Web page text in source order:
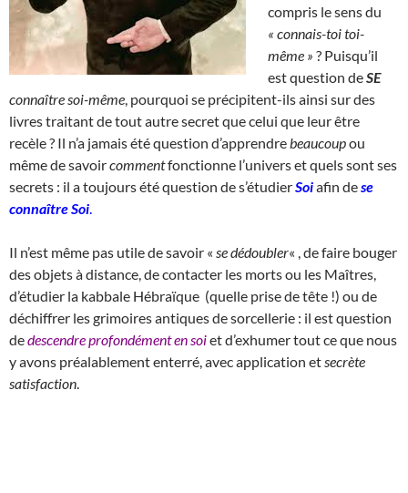
compris le sens du
« connais-toi toi-
même » ? Puisqu’il
est question deSE
connaître soi-même , pourquoi se précipitent-ils ainsi sur des
livres traitant de tout autre secret que celui que leur être
recèle ? Il n’a jamais été question d’apprendre beaucoupou
même de savoircommentfonctionne l’univers et quels sont ses
secrets : il a toujours été question de s’étudierSoiafin dese
connaître Soi
Il n’est même pas utile de savoir « se dédoubler« , de faire bouger
des objets à distance, de contacter les morts ou les Maîtres,
d’étudier la kabbale Hébraïque (quelle prise de tête !) ou de
déchiffrer les grimoires antiques de sorcellerie : il est question
dedescendre profondément en soiet d’exhumer tout ce que nous
y avons préalablement enterré, avec application et secrète
satisfaction